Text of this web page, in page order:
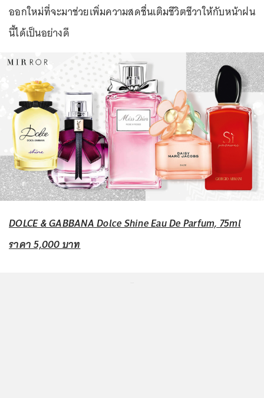
ออกใหม่ที่จะมาช่วยเพิ่มความสดชื่นเติมชีวิตชีวาให้กับหน้าฝน
นี้ได้เป็นอย่างดี
DOLCE & GABBANA Dolce Shine Eau De Parfum, 75ml
ราคา 5,000 บาท